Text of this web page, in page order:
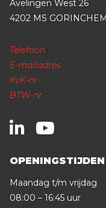
Avelingen West 26
4202 MS GORINCHEM
Telefoon
E-mailadres
KvK-nr
BTW-nr
OPENINGSTIJDEN
Maandag t/m vrijdag
08:00 – 16:45 uur